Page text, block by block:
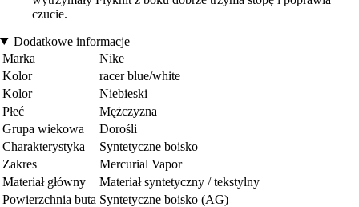
czucie.
Dodatkowe informacje
Marka
Nike
Kolor
racer blue/white
Kolor
Niebieski
Płeć
Mężczyzna
Grupa wiekowa
Dorośli
Charakterystyka
Syntetyczne boisko
Zakres
Mercurial Vapor
Materiał główny
Materiał syntetyczny / tekstylny
Powierzchnia buta Syntetyczne boisko (AG)